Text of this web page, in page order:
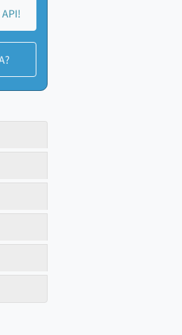
API!